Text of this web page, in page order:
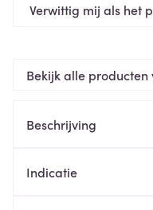
Verwittig mij als het
Bekijk alle producten
Beschrijving
Indicatie